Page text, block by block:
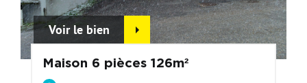
Voir le bien
Maison 6 pièces 126m²